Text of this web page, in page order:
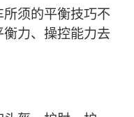
须的平衡技巧不
力、操控能力去